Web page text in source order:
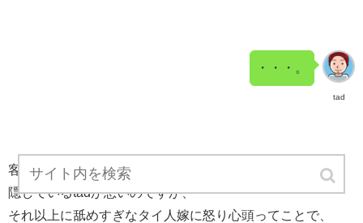
tad
・・・。
客観的に見れば、そもそもの原因は借金の存在をいまだに
隠しているtadが悪いのですが、
それ以上に舐めすぎなタイ人嫁に怒り心頭ってことで、